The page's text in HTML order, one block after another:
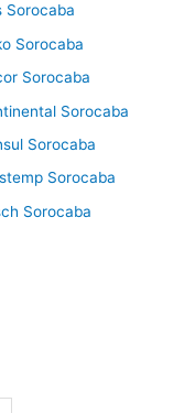
Sorocaba
Sorocaba
Sorocaba
Sorocaba
Sorocaba
Sorocaba
Sorocaba